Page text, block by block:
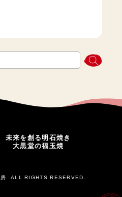
未来を創る明石焼き
大黒堂の福玉焼
. ALL RIGHTS RESERVED.